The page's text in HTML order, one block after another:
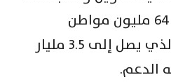
الاستهلاكية لصرفها لـ 64 مليون مواطن
يستفيدون من ‏الدعم الذي يصل إلى 3.5 مليار
الدعم.‏